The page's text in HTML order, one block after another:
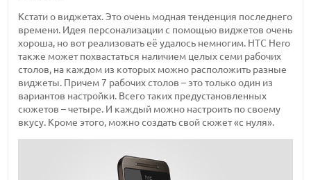
Кстати о виджетах. Это очень модная тенденция последнего
времени. Идея персонализации с помощью виджетов очень
хороша, но вот реализовать её удалось немногим. HTC Hero
также может похвастаться наличием целых семи рабочих
столов, на каждом из которых можно расположить разные
виджеты. Причем 7 рабочих столов – это только один из
вариантов настройки. Всего таких предустановленных
сюжетов – четыре. И каждый можно настроить по своему
вкусу. Кроме этого, можно создать свой сюжет «с нуля».